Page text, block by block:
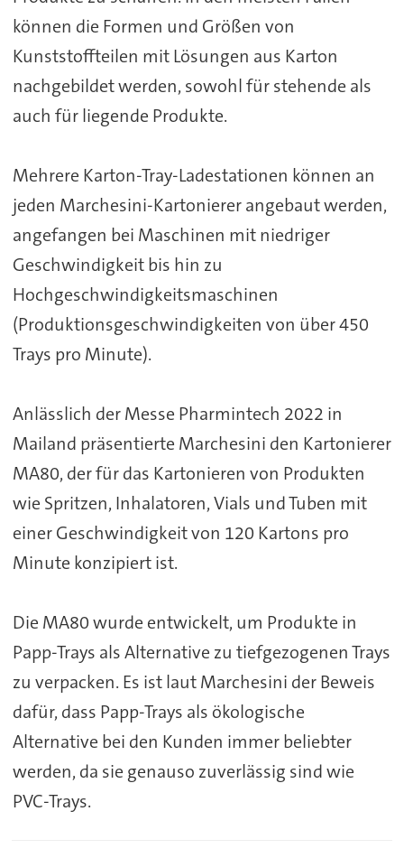
können die Formen und Größen von
Kunststoffteilen mit Lösungen aus Karton
nachgebildet werden, sowohl für stehende als
auch für liegende Produkte.
Mehrere Karton-Tray-Ladestationen können an
jeden Marchesini-Kartonierer angebaut werden,
angefangen bei Maschinen mit niedriger
Geschwindigkeit bis hin zu
Hochgeschwindigkeitsmaschinen
(Produktionsgeschwindigkeiten von über 450
Trays pro Minute).
Anlässlich der Messe Pharmintech 2022 in
Mailand präsentierte Marchesini den Kartonierer
MA80, der für das Kartonieren von Produkten
wie Spritzen, Inhalatoren, Vials und Tuben mit
einer Geschwindigkeit von 120 Kartons pro
Minute konzipiert ist.
Die MA80 wurde entwickelt, um Produkte in
Papp-Trays als Alternative zu tiefgezogenen Trays
zu verpacken. Es ist laut Marchesini der Beweis
dafür, dass Papp-Trays als ökologische
Alternative bei den Kunden immer beliebter
werden, da sie genauso zuverlässig sind wie
PVC-Trays.